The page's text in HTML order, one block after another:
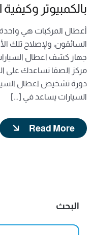
بالكمبيوتر
أعطال المركبات هي
السائقون، ولإصلاح تلك
جهاز كشف اعطال
مركز الصفا نساعدك على
دورة تشخيص اعطال
السيارات يساعد في [...]
Read More
البحث